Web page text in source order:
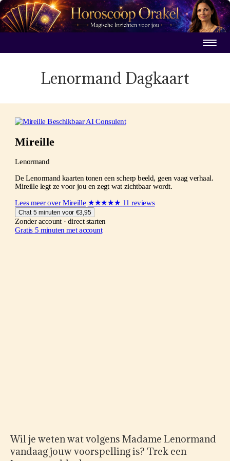
Lenormand Dagkaart
Wil je weten wat volgens Madame Lenormand
vandaag jouw voorspelling is? Trek een